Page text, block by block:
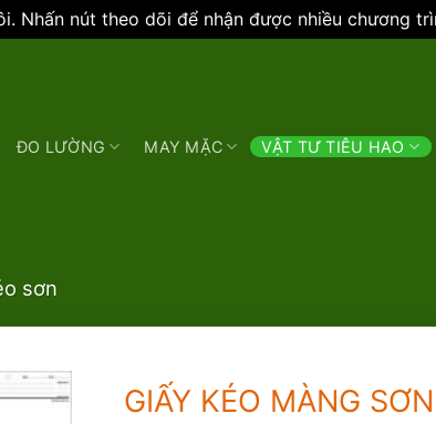
Nhấn nút theo dõi để nhận được nhiều chương
ĐO LƯỜNG MAY MẶC VẬT TƯ TIÊU HAO
sơn
GIẤY KÉO MÀNG SƠN